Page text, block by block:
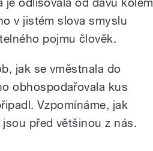
v jistém slova smyslu
pojmu člověk.
jak se vměstnala do
obhospodařovala kus
Vzpomínáme, jak
před většinou z nás.